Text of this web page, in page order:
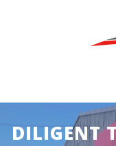
DILIGENT